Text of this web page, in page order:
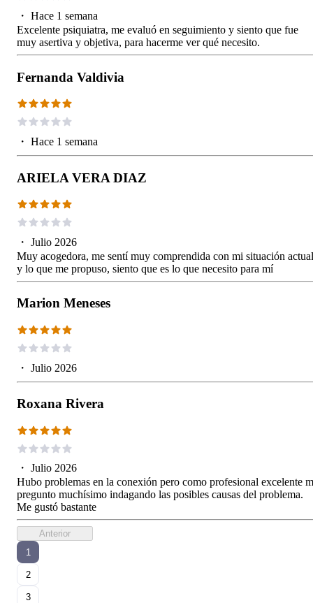
・ Hace 1 semana
Excelente psiquiatra, me evaluó en seguimiento y siento que fue
muy asertiva y objetiva, para hacerme ver qué necesito.
Fernanda Valdivia
・ Hace 1 semana
ARIELA VERA DIAZ
・ Julio 2026
Muy acogedora, me sentí muy comprendida con mi situación
y lo que me propuso, siento que es lo que necesito para mí
Marion Meneses
・ Julio 2026
Roxana Rivera
・ Julio 2026
Hubo problemas en la conexión pero como profesional excelente
pregunto muchísimo indagando las posibles causas del problema.
Me gustó bastante
Anterior
1
2
3